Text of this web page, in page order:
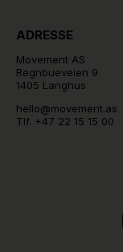
ADRESSE
Movement AS
Regnbueveien 9
1405 Langhus
hello@movement.as
Tlf. +47 22 15 15 00